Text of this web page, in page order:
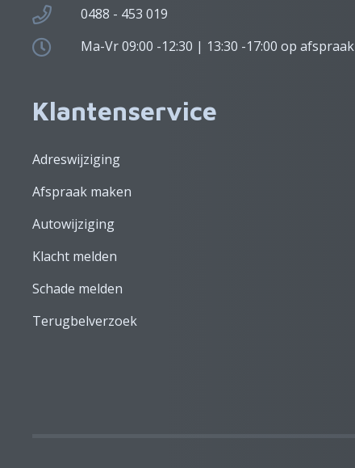
0488 - 453 019
Ma-Vr 09:00 -12:30 | 13:30 -17:00 op afspraak
Klantenservice
Adreswijziging
Afspraak maken
Autowijziging
Klacht melden
Schade melden
Terugbelverzoek